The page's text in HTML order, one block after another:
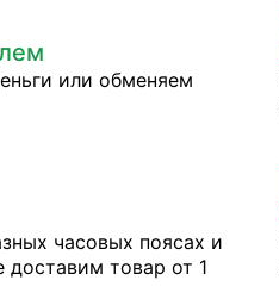
или обменяем
часовых поясах и
товар от 1